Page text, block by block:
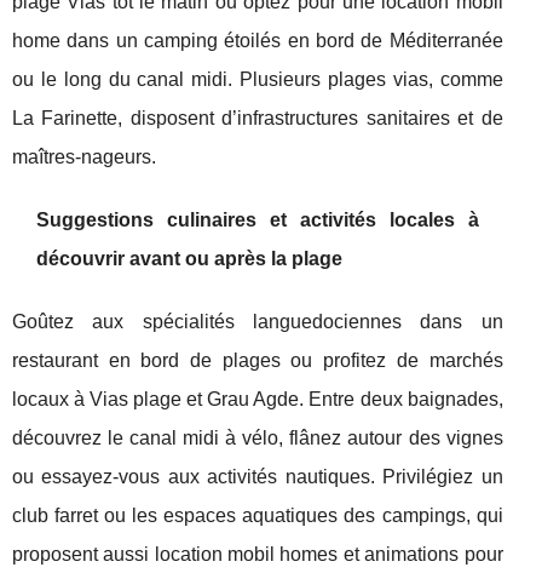
home dans un camping étoilés en bord de Méditerranée
ou le long du canal midi. Plusieurs plages vias, comme
La Farinette, disposent d’infrastructures sanitaires et de
maîtres-nageurs.
Suggestions culinaires et activités locales à
découvrir avant ou après la plage
Goûtez aux spécialités languedociennes dans un
restaurant en bord de plages ou profitez de marchés
locaux à Vias plage et Grau Agde. Entre deux baignades,
découvrez le canal midi à vélo, flânez autour des vignes
ou essayez-vous aux activités nautiques. Privilégiez un
club farret ou les espaces aquatiques des campings, qui
proposent aussi location mobil homes et animations pour